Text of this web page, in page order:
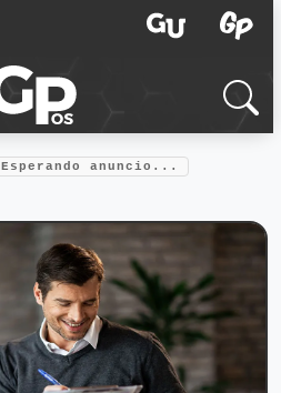
Esperando anuncio...